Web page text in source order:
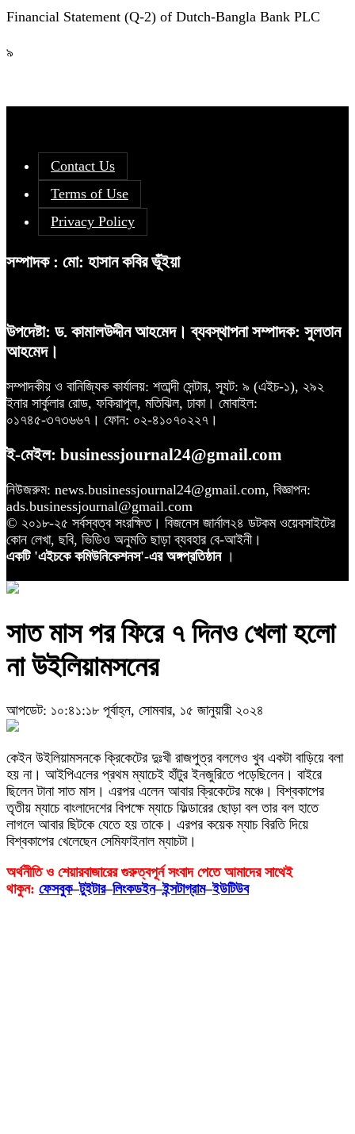
Financial Statement (Q-2) of Dutch-Bangla Bank PLC
৯
Contact Us
Terms of Use
Privacy Policy
সম্পাদক : মো: হাসান কবির ভূঁইয়া
উপদেষ্টা: ড. কামালউদ্দীন আহমেদ। ব্যবস্থাপনা সম্পাদক: সুলতান
আহমেদ।
সম্পাদকীয় ও বানিজ্যিক কার্যালয়: শতাব্দী সেন্টার, স্যূট: ৯ (এইচ-১), ২৯২
ইনার সার্কুলার রোড, ফকিরাপুল, মতিঝিল, ঢাকা। মোবাইল:
০১৭৪৫-৩৭৩৬৬৭। ফোন: ০২-৪১০৭০২২৭।
ই-মেইল: businessjournal24@gmail.com
নিউজরুম: news.businessjournal24@gmail.com, বিজ্ঞাপন:
ads.businessjournal@gmail.com
© ২০১৮-২৫ সর্বস্বত্ব সংরক্ষিত। বিজনেস জার্নাল২৪ ডটকম ওয়েবসাইটের
কোন লেখা, ছবি, ভিডিও অনুমতি ছাড়া ব্যবহার বে-আইনী।
একটি 'এইচকে কমিউনিকেশনস'-এর অঙ্গপ্রতিষ্ঠান ।
সাত মাস পর ফিরে ৭ দিনও খেলা হলো
না উইলিয়ামসনের
আপডেট: ১০:৪১:১৮ পূর্বাহ্ন, সোমবার, ১৫ জানুয়ারী ২০২৪
কেইন উইলিয়ামসনকে ক্রিকেটের দুঃখী রাজপুত্র বললেও খুব একটা বাড়িয়ে বলা
হয় না। আইপিএলের প্রথম ম্যাচেই হাঁটুর ইনজুরিতে পড়েছিলেন। বাইরে
ছিলেন টানা সাত মাস। এরপর এলেন আবার ক্রিকেটের মঞ্চে। বিশ্বকাপের
তৃতীয় ম্যাচে বাংলাদেশের বিপক্ষে ম্যাচে ফিল্ডারের ছোড়া বল তার বল হাতে
লাগলে আবার ছিটকে যেতে হয় তাকে। এরপর কয়েক ম্যাচ বিরতি দিয়ে
বিশ্বকাপের খেলেছেন সেমিফাইনাল ম্যাচটা।
অর্থনীতি ও শেয়ারবাজারের গুরুত্বপূর্ন সংবাদ পেতে আমাদের সাথেই
থাকুন: ফেসবুক–টুইটার–লিংকডইন–ইন্সটাগ্রাম–ইউটিউব